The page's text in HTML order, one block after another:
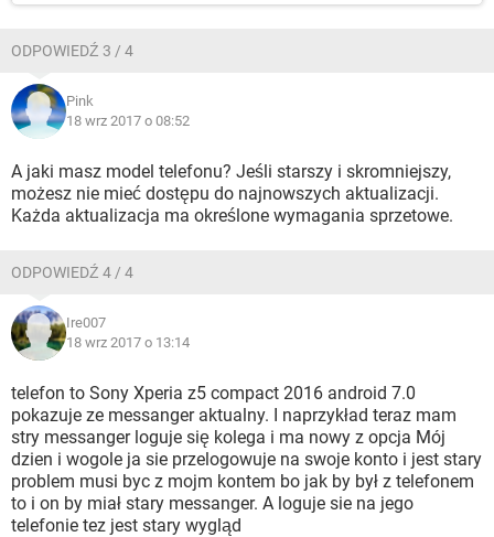
ODPOWIEDŹ 3 / 4
Pink
18 wrz 2017 o 08:52
A jaki masz model telefonu? Jeśli starszy i skromniejszy,
możesz nie mieć dostępu do najnowszych aktualizacji.
Każda aktualizacja ma określone wymagania sprzetowe.
ODPOWIEDŹ 4 / 4
Ire007
18 wrz 2017 o 13:14
telefon to Sony Xperia z5 compact 2016 android 7.0
pokazuje ze messanger aktualny. I naprzykład teraz mam
stry messanger loguje się kolega i ma nowy z opcja Mój
dzien i wogole ja sie przelogowuje na swoje konto i jest stary
problem musi byc z mojm kontem bo jak by był z telefonem
to i on by miał stary messanger. A loguje sie na jego
telefonie tez jest stary wygląd